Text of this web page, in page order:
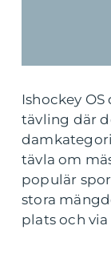
Ishockey
tävling där
tävla om
populär
stora
plats och